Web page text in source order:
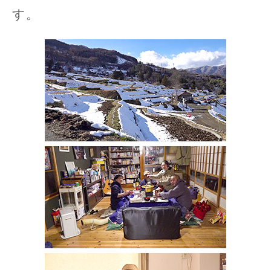
す。